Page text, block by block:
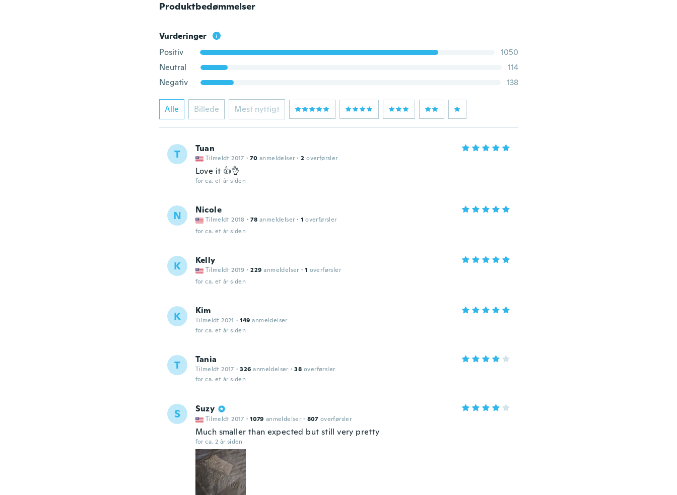
Produktbedømmelser
Vurderinger
Positiv
1050
Neutral
114
Negativ
138
Alle Billede Mest nyttigt
T Tuan
Tilmeldt 2017 · 70 anmeldelser · 2 overførsler
Love it 👍👌
for ca. et år siden
N Nicole
Tilmeldt 2018 · 78 anmeldelser · 1 overførsler
for ca. et år siden
K Kelly
Tilmeldt 2019 · 229 anmeldelser · 1 overførsler
for ca. et år siden
K Kim
Tilmeldt 2021 · 149 anmeldelser
for ca. et år siden
T Tania
Tilmeldt 2017 · 326 anmeldelser · 38 overførsler
for ca. et år siden
S Suzy
Tilmeldt 2017 · 1079 anmeldelser · 807 overførsler
Much smaller than expected but still very pretty
for ca. 2 år siden